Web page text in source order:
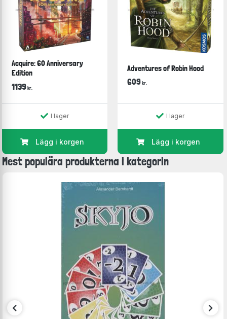
Acquire: 60 Anniversary
Edition
1139 kr.
I lager
Lägg i korgen
Adventures of Robin Hood
609kr.
I lager
Lägg i korgen
Mest populära produkterna i kategorin